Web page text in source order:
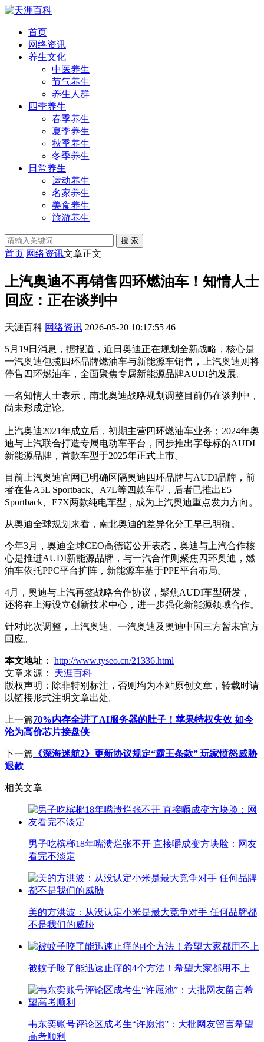
首页
网络资讯
养生文化
中医养生
节气养生
养生人群
四季养生
春季养生
夏季养生
秋季养生
冬季养生
日常养生
运动养生
名家养生
美食养生
旅游养生
搜 索
首页 网络资讯文章正文
上汽奥迪不再销售四环燃油车！知情人士
回应：正在谈判中
天涯百科 网络资讯 2026-05-20 10:17:55 46
5月19日消息，据报道，近日奥迪正在规划全新战略，核心是
一汽奥迪包揽四环品牌燃油车与新能源车销售，上汽奥迪则将
停售四环燃油车，全面聚焦专属新能源品牌AUDI的发展。
一名知情人士表示，南北奥迪战略规划调整目前仍在谈判中，
尚未形成定论。
上汽奥迪2021年成立后，初期主营四环燃油车业务；2024年奥
迪与上汽联合打造专属电动车平台，同步推出字母标的AUDI
新能源品牌，首款车型于2025年正式上市。
目前上汽奥迪官网已明确区隔奥迪四环品牌与AUDI品牌，前
者在售A5L Sportback、A7L等四款车型，后者已推出E5
Sportback、E7X两款纯电车型，成为上汽奥迪重点发力方向。
从奥迪全球规划来看，南北奥迪的差异化分工早已明确。
今年3月，奥迪全球CEO高德诺公开表态，奥迪与上汽合作核
心是推进AUDI新能源品牌，与一汽合作则聚焦四环奥迪，燃
油车依托PPC平台扩阵，新能源车基于PPE平台布局。
4月，奥迪与上汽再签战略合作协议，聚焦AUDI车型研发，
还将在上海设立创新技术中心，进一步强化新能源领域合作。
针对此次调整，上汽奥迪、一汽奥迪及奥迪中国三方暂未官方
回应。
本文地址： http://www.tyseo.cn/21336.html
文章来源：
天涯百科
版权声明： 除非特别标注，否则均为本站原创文章，转载时请
以链接形式注明文章出处。
上一篇70%内存全进了AI服务器的肚子！苹果特权失效 如今
沦为高价芯片接盘侠
下一篇 《深海迷航2》更新协议规定“霸王条款” 玩家愤怒威胁
退款
相关文章
男子吃槟榔18年嘴溃烂张不开 直接嚼成变方块脸：网友
看完不淡定
美的方洪波：从没认定小米是最大竞争对手 任何品牌都
不是我们的威胁
被蚊子咬了能迅速止痒的4个方法！希望大家都用不上
韦东奕账号评论区成考生“许愿池”：大批网友留言希望
高考顺利